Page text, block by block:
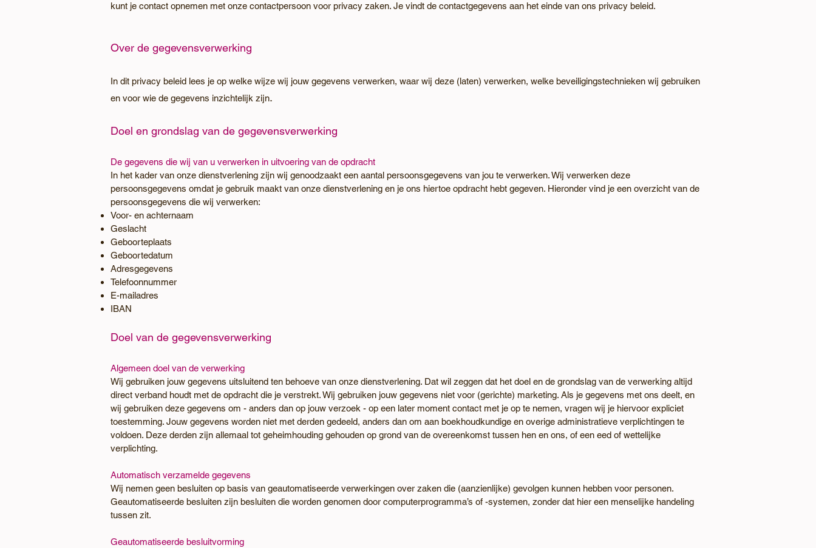
kunt je contact opnemen met onze contactpersoon voor privacy zaken. Je vindt de contactgegevens aan het einde van ons privacy beleid.
Over de gegevensverwerking
In dit privacy beleid lees je op welke wijze wij jouw gegevens verwerken, waar wij deze (laten) verwerken, welke beveiligingstechnieken wij gebruiken
en voor wie de gegevens inzichtelijk zijn.
Doel en grondslag van de gegevensverwerking
De gegevens die wij van u verwerken in uitvoering van de opdracht
In het kader van onze dienstverlening zijn wij genoodzaakt een aantal persoonsgegevens van jou te verwerken. Wij verwerken deze
persoonsgegevens omdat je gebruik maakt van onze dienstverlening en je ons hiertoe opdracht hebt gegeven. Hieronder vind je een overzicht van de
persoonsgegevens die wij verwerken:
Voor- en achternaam
Geslacht
Geboorteplaats
Geboortedatum
Adresgegevens
Telefoonnummer
E-mailadres
IBAN
Doel van de gegevensverwerking
Algemeen doel van de verwerking
Wij gebruiken jouw gegevens uitsluitend ten behoeve van onze dienstverlening. Dat wil zeggen dat het doel en de grondslag van de verwerking altijd
direct verband houdt met de opdracht die je verstrekt. Wij gebruiken jouw gegevens niet voor (gerichte) marketing. Als je gegevens met ons deelt, en
wij gebruiken deze gegevens om - anders dan op jouw verzoek - op een later moment contact met je op te nemen, vragen wij je hiervoor expliciet
toestemming. Jouw gegevens worden niet met derden gedeeld, anders dan om aan boekhoudkundige en overige administratieve verplichtingen te
voldoen. Deze derden zijn allemaal tot geheimhouding gehouden op grond van de overeenkomst tussen hen en ons, of een eed of wettelijke
verplichting.
​Automatisch verzamelde gegevens
Wij nemen geen besluiten op basis van geautomatiseerde verwerkingen over zaken die (aanzienlijke) gevolgen kunnen hebben voor personen.
Geautomatiseerde besluiten zijn besluiten die worden genomen door computerprogramma’s of -systemen, zonder dat hier een menselijke handeling
tussen zit.
Geautomatiseerde besluitvorming